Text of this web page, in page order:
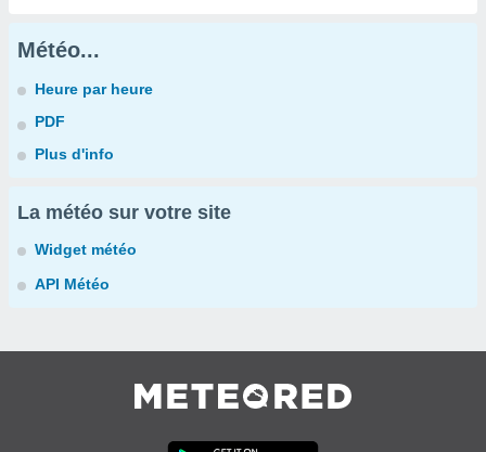
Météo...
Heure par heure
PDF
Plus d'info
La météo sur votre site
Widget météo
API Météo